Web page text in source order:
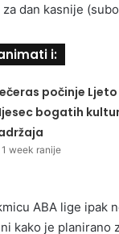
dan kasnije
i:
počinje
bogatih
1 week ranije
ABA lige ipak
kako je planirano